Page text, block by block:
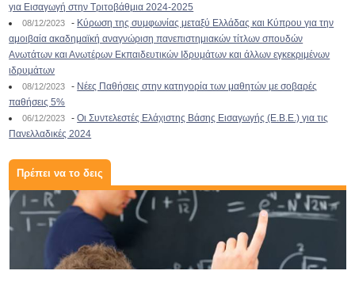
για Εισαγωγή στην Τριτοβάθμια 2024-2025
08/12/2023 - Κύρωση της συμφωνίας μεταξύ Ελλάδας και Κύπρου για την
αμοιβαία ακαδημαϊκή αναγνώριση πανεπιστημιακών τίτλων σπουδών
Ανωτάτων και Ανωτέρων Εκπαιδευτικών Ιδρυμάτων και άλλων εγκεκριμένων
ιδρυμάτων
08/12/2023 - Νέες Παθήσεις στην κατηγορία των μαθητών με σοβαρές
παθήσεις 5%
06/12/2023 -Οι Συντελεστές Ελάχιστης Βάσης Εισαγωγής (Ε.Β.Ε.) για τις
Πανελλαδικές 2024
Πρέπει να το δεις